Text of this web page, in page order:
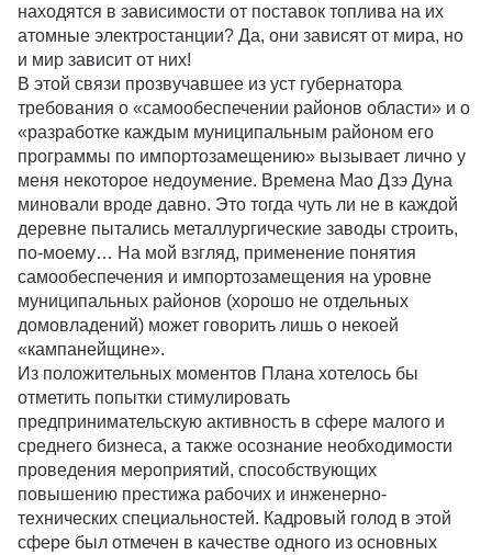
находятся в зависимости от поставок топлива на их
атомные электростанции? Да, они зависят от мира, но
и мир зависит от них!
В этой связи прозвучавшее из уст губернатора
требования о «самообеспечении районов области» и о
«разработке каждым муниципальным районом его
программы по импортозамещению» вызывает лично у
меня некоторое недоумение. Времена Мао Дзэ Дуна
миновали вроде давно. Это тогда чуть ли не в каждой
деревне пытались металлургические заводы строить,
по-моему… На мой взгляд, применение понятия
самообеспечения и импортозамещения на уровне
муниципальных районов (хорошо не отдельных
домовладений) может говорить лишь о некоей
«кампанейщине».
Из положительных моментов Плана хотелось бы
отметить попытки стимулировать
предпринимательскую активность в сфере малого и
среднего бизнеса, а также осознание необходимости
проведения мероприятий, способствующих
повышению престижа рабочих и инженерно-
технических специальностей. Кадровый голод в этой
сфере был отмечен в качестве одного из основных